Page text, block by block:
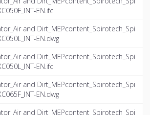
EN.ifc
and Dirt_MEPcontent_Spirotech_Spi
EN.dwg
and Dirt_MEPcontent_Spirotech_Spi
EN.ifc
and Dirt_MEPcontent_Spirotech_Spi
EN.dwg
and Dirt_MEPcontent_Spirotech_Spi